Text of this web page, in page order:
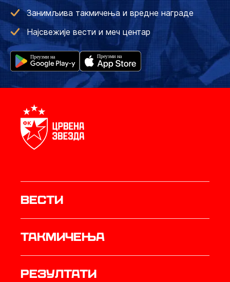
Занимљива такмичења и вредне награде
Најсвежије вести и меч центар
Вести
Такмичења
резултати